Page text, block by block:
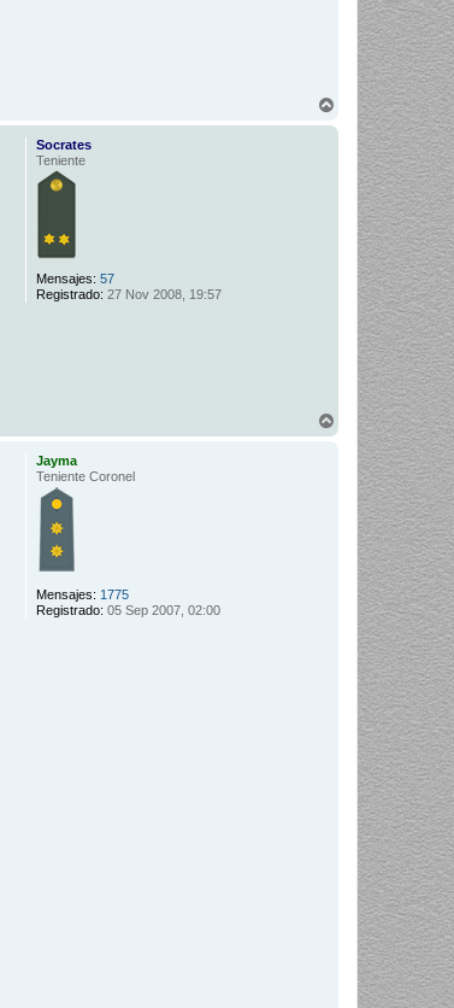
Socrates
Teniente
Mensajes: 57
Registrado: 27 Nov 2008, 19:57
Jayma
Teniente Coronel
Mensajes: 1775
Registrado: 05 Sep 2007, 02:00